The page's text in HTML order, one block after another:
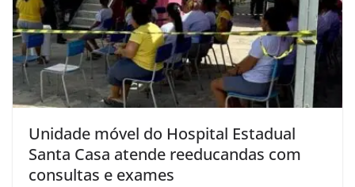
Unidade móvel do Hospital Estadual
Santa Casa atende reeducandas com
consultas e exames